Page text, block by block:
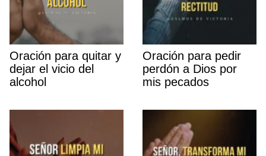
Oración para quitar y
dejar el vicio del
alcohol
Oración para pedir
perdón a Dios por
mis pecados